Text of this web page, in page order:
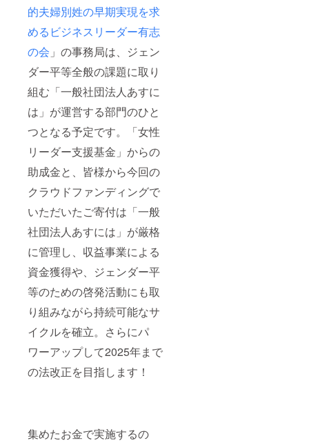
的夫婦別姓の早期実現を求
めるビジネスリーダー有志
の会 」の事務局は、ジェン
ダー平等全般の課題に取り
組む「一般社団法人あすに
は」が運営する部門のひと
つとなる予定です。「女性
リーダー支援基金」からの
助成金と、皆様から今回の
クラウドファンディングで
いただいたご寄付は「一般
社団法人あすには」が厳格
に管理し、収益事業による
資金獲得や、ジェンダー平
等のための啓発活動にも取
り組みながら持続可能なサ
イクルを確立。さらにパ
ワーアップして2025年まで
の法改正を目指します！
集めたお金で実施するの